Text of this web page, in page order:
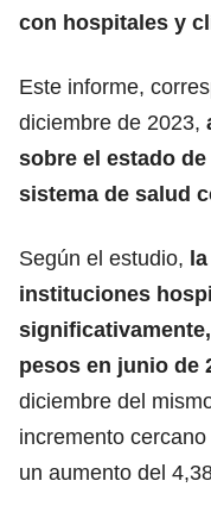
con hospitales y
Este informe,
diciembre de 2023,
sobre el estado
sistema de salud
Según el estudio,
instituciones
pesos en junio de
diciembre del
incremento
un aumento del